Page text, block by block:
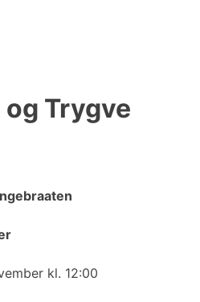
Trygve
kl. 12:00